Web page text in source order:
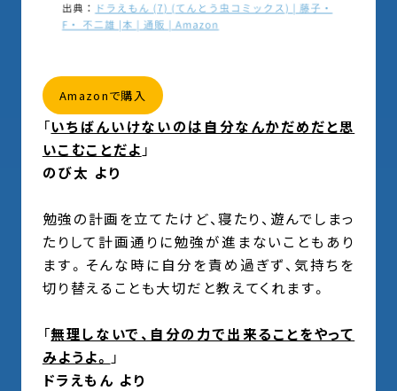
Amazonで購入
「いちばんいけないのは自分なんかだめだと思
いこむことだよ 」
のび太 より
勉強の計画を立てたけど、寝たり、遊んでしまっ
たりして計画通りに勉強が進まないこともあり
ます。そんな時に自分を責め過ぎず、気持ちを
切り替えることも大切だと教えてくれます。
「無理しないで、自分の力で出来ることをやって
みようよ。 」
ドラえもん より